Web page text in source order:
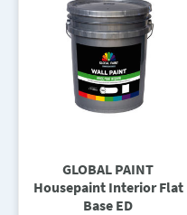
GLOBAL PAINT
Housepaint Interior Flat
Base ED